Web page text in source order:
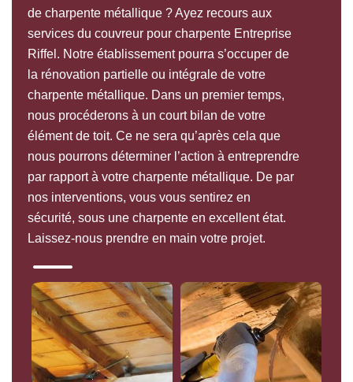
de charpente métallique ? Ayez recours aux
services du couvreur pour charpente Entreprise
Riffel. Notre établissement pourra s’occuper de
la rénovation partielle ou intégrale de votre
charpente métallique. Dans un premier temps,
nous procéderons à un court bilan de votre
élément de toit. Ce ne sera qu’après cela que
nous pourrons déterminer l’action à entreprendre
par rapport à votre charpente métallique. De par
nos interventions, vous vous sentirez en
sécurité, sous une charpente en excellent état.
Laissez-nous prendre en main votre projet.